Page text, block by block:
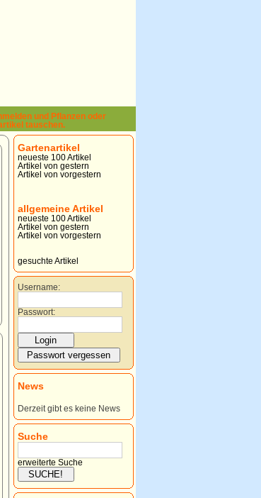
Gartenartikel
neueste 100 Artikel
Artikel von gestern
Artikel von vorgestern
allgemeine Artikel
neueste 100 Artikel
Artikel von gestern
Artikel von vorgestern
gesuchte Artikel
Username:
Passwort:
News
Derzeit gibt es keine News
Suche
erweiterte Suche